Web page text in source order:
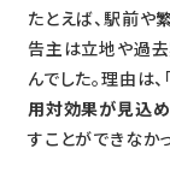
たとえば、駅前や
告主は立地や過去
んでした。理由は、
用対効果が見込
すことができなか